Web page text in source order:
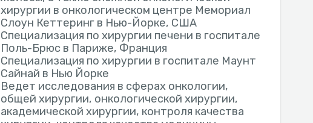
хирургии в онкологическом центре Мемориал
Слоун Кеттеринг в Нью-Йорке, США
Специализация по хирургии печени в госпитале
Поль-Брюс в Париже, Франция
Специализация по хирургии в госпитале Маунт
Сайнай в Нью Йорке
Ведет исследования в сферах онкологии,
общей хирургии, онкологической хирургии,
академической хирургии, контроля качества